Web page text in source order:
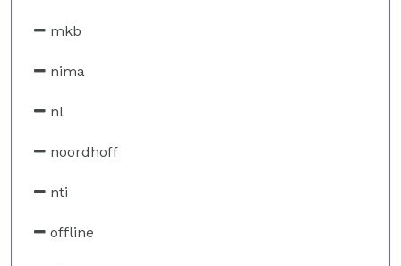
mkb
nima
nl
noordhoff
nti
offline